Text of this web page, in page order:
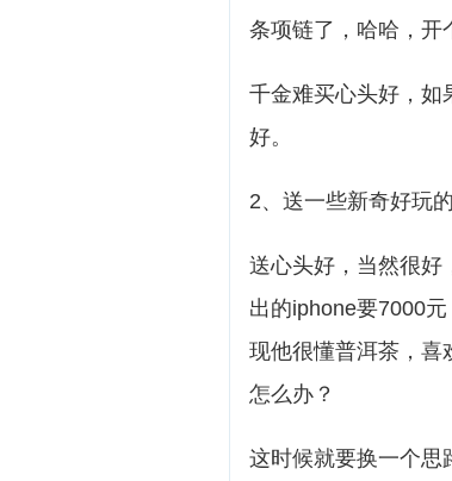
条项链了，哈哈，开
千金难买心头好，如
好。
2、送一些新奇好玩的
送心头好，当然很好
出的iphone要7000
现他很懂普洱茶，喜
怎么办？
这时候就要换一个思